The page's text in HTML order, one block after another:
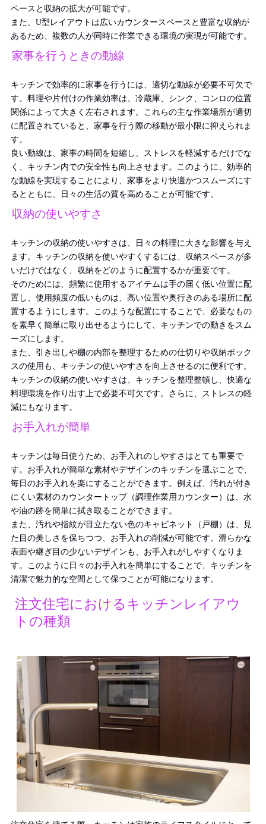
ペースと収納の拡大が可能です。
また、U型レイアウトは広いカウンタースペースと豊富な収納が
あるため、複数の人が同時に作業できる環境の実現が可能です。
家事を行うときの動線
キッチンで効率的に家事を行うには、適切な動線が必要不可欠で
す。料理や片付けの作業効率は、冷蔵庫、シンク、コンロの位置
関係によって大きく左右されます。これらの主な作業場所が適切
に配置されていると、家事を行う際の移動が最小限に抑えられま
す。
良い動線は、家事の時間を短縮し、ストレスを軽減するだけでな
く、キッチン内での安全性も向上させます。このように、効率的
な動線を実現することにより、家事をより快適かつスムーズにす
るとともに、日々の生活の質を高めることが可能です。
収納の使いやすさ
キッチンの収納の使いやすさは、日々の料理に大きな影響を与え
ます。キッチンの収納を使いやすくするには、収納スペースが多
いだけではなく、収納をどのように配置するかが重要です。
そのためには、頻繁に使用するアイテムは手の届く低い位置に配
置し、使用頻度の低いものは、高い位置や奥行きのある場所に配
置するようにします。このような配置にすることで、必要なもの
を素早く簡単に取り出せるようにして、キッチンでの動きをスム
ーズにします。
また、引き出しや棚の内部を整理するための仕切りや収納ボック
スの使用も、キッチンの使いやすさを向上させるのに便利です。
キッチンの収納の使いやすさは、キッチンを整理整頓し、快適な
料理環境を作り出す上で必要不可欠です。さらに、ストレスの軽
減にもなります。
お手入れが簡単
キッチンは毎日使うため、お手入れのしやすさはとても重要で
す。お手入れが簡単な素材やデザインのキッチンを選ぶことで、
毎日のお手入れを楽にすることができます。例えば、汚れが付き
にくい素材のカウンタートップ（調理作業用カウンター）は、水
や油の跡を簡単に拭き取ることができます。
また、汚れや指紋が目立たない色のキャビネット（戸棚）は、見
た目の美しさを保ちつつ、お手入れの削減が可能です。滑らかな
表面や継ぎ目の少ないデザインも、お手入れがしやすくなりま
す。このように日々のお手入れを簡単にすることで、キッチンを
清潔で魅力的な空間として保つことが可能になります。
注文住宅におけるキッチンレイアウ
トの種類